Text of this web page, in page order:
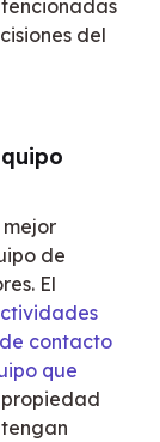
del
de
El
contacto
que
propiedad